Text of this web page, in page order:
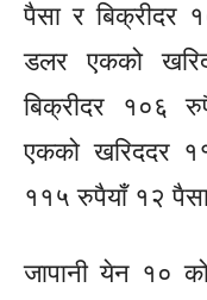
पैसा र बिक्रीदर
डलर एकको
बिक्रीदर १०६
एकको खरिददर
११५ रुपैयाँ १२
जापानी येन १०